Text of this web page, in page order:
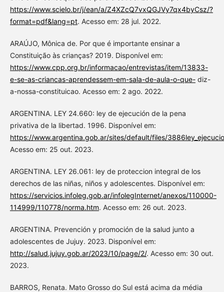
https://www.scielo.br/j/ean/a/Z4XZcQ7vxQGJVy7qx4byCsz/?
format=pdf&lang=pt. Acesso em: 28 jul. 2022.
ARAÚJO, Mônica de. Por que é importante ensinar a
Constituição às crianças? 2019. Disponível em:
https://www.cpp.org.br/informacao/entrevistas/item/13833-
e-se-as-criancas-aprendessem-em-sala-de-aula-o-que-diz-
a-nossa-constituicao. Acesso em: 2 ago. 2022.
ARGENTINA. LEY 24.660: ley de ejecución de la pena
privativa de la libertad. 1996. Disponível em:
https://www.argentina.gob.ar/sites/default/files/
Acesso em: 25 out. 2023.
ARGENTINA. LEY 26.061: ley de proteccion integral de los
derechos de las niñas, niños y adolescentes. Disponível em:
https://servicios.infoleg.gob.ar/infolegInternet/anexos/110000-
114999/110778/norma.htm. Acesso em: 26 out. 2023.
ARGENTINA. Prevención y promoción de la salud junto a
adolescentes de Jujuy. 2023. Disponível em:
http://salud.jujuy.gob.ar/2023/10/page/2/. Acesso em: 30 out.
2023.
BARROS, Renata. Mato Grosso do Sul está acima da média